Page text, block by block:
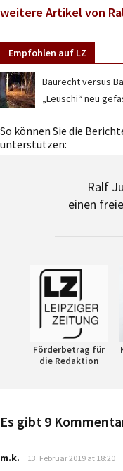
weitere Artikel von
Empfohlen auf LZ
Baurecht versus
„Leuschi“ neu
So können Sie die
unterstützen:
Ralf
einen
Förderbetrag für
die Redaktion
Es gibt 9
m.k. says:
13. Februar 2019 at 18:20